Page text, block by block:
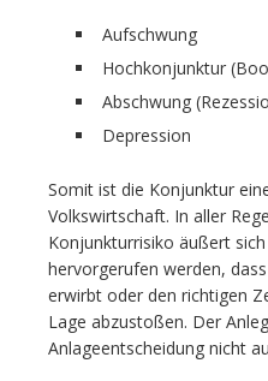
Aufschwung
Hochkonjunktur
Abschwung
Depression
Somit ist die Konjunktur
Volkswirtschaft. In aller
Konjunkturrisiko äußert
hervorgerufen werden,
erwirbt oder den richtigen
Lage abzustoßen. Der
Anlageentscheidung nicht